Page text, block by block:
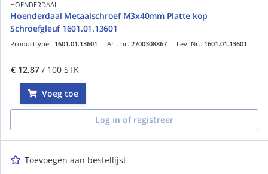
HOENDERDAAL
Hoenderdaal Metaalschroef M3x40mm Platte kop
Schroefgleuf 1601.01.13601
Art. nr. 2700308867
Producttype: 1601.01.13601 Lev. Nr.: 1601.01.13601
€ 12,87 / 100 STK
Voeg toe
Log in of registreer
Toevoegen aan bestellijst